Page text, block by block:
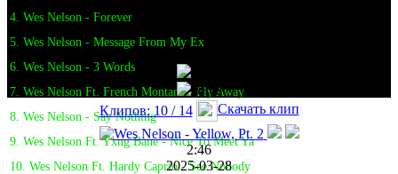
4. Wes Nelson - Forever
5. Wes Nelson - Message From My Ex
6. Wes Nelson - 3 Words
7. Wes Nelson Ft. French Montana - Fly Away
8. Wes Nelson - Say Nothing
9. Wes Nelson Ft. Yxng Bane - Nice To Meet Ya
10. Wes Nelson Ft. Hardy Caprio - See Nobody
Клипов: 10 / 14 Скачать клип
2:46
2025-03-28